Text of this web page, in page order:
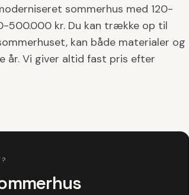
sommerhus med 120-
500.000 kr. Du kan trække op til
kan både materialer og
år. Vi giver altid fast pris efter